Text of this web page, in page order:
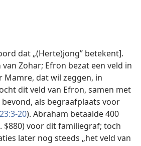
dat „(Herte)jong” betekent].
Zohar; Efron bezat een veld in
Mamre, dat wil zeggen, in
dit veld van Efron, samen met
als begraafplaats voor
20). Abraham betaalde 400
$880) voor dit familiegraf; toch
later nog steeds „het veld van